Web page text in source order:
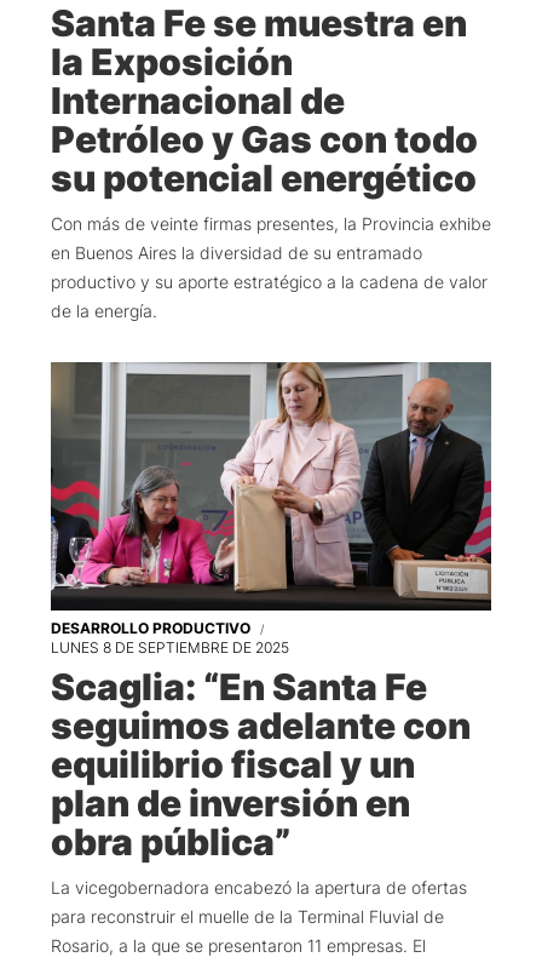
Santa Fe se muestra en
la Exposición
Internacional de
Petróleo y Gas con todo
su potencial energético
Con más de veinte firmas presentes, la Provincia exhibe
en Buenos Aires la diversidad de su entramado
productivo y su aporte estratégico a la cadena de valor
de la energía.
DESARROLLO PRODUCTIVO
LUNES 8 DE SEPTIEMBRE DE 2025
Scaglia: “En Santa Fe
seguimos adelante con
equilibrio fiscal y un
plan de inversión en
obra pública”
La vicegobernadora encabezó la apertura de ofertas
para reconstruir el muelle de la Terminal Fluvial de
Rosario, a la que se presentaron 11 empresas. El